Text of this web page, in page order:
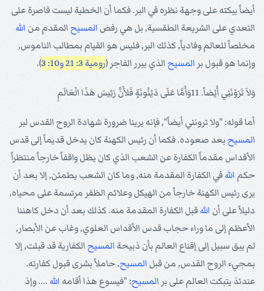
أيضاً يبكته على وجهة نظره في البر. فكما أن الخطية ليست قاصرة على
التعدي على الشريعة الطقسية, بل هي رفض المسيح المقدم من الله
مخلصاً للعالم وفادياً, كذلك البر, فليس هو القيام بمطالب الناموس,
وإنما هو قبول بر المسيح الذي يبرر الفاجر (رومية 3: 21 و10: 3 ).
وَلاَ تَرَوْنَنِي أَيْضاً. 11وَأَمَّا عَلَى دَيْنُونَةٍ فَلأَنَّ رَئِيسَ هَذَا الْعَالَمِ
أما قوله: "ولا ترونني أيضاً", فإنه يرينا ضرورة شهادة الروح القدس لبر
المسيح بعد صعوده. فكما أن رئيس الكهنة كان يدخل قديماً إلى قدس
الأقداس مقدماً الكفارة عن الشعب الذي كان يظل واقفاً خارجاً منتظراً
حكم اللهفي الكفارة المقدمة منه, وما كان الشعب يطمئن, إلا بعد أن
يرى رئيس الكهنة خارجاً من الهيكل وعلائم الظفر مرتسمة على محياه,
دليلاً على أن اللهقبل الكفارة المقدمة منه. كذلك بعد أن دخل كاهننا
الأعظم إلى ما وراء حجاب قدس الأقداس العلوي, وغاب عن الأبصار,
لم يبق سبيل إلى إقناع العالم بأن ذبيحة المسيح الكفارية قد قبلت, إلا
بمجيء الروح القدس, من قبل المسيح, حاملاً بشرى قبول كفارته.
عندئذ يتبكت العالم على بر المسيح: "فيسوع هذا أقامه الله .... وإذ